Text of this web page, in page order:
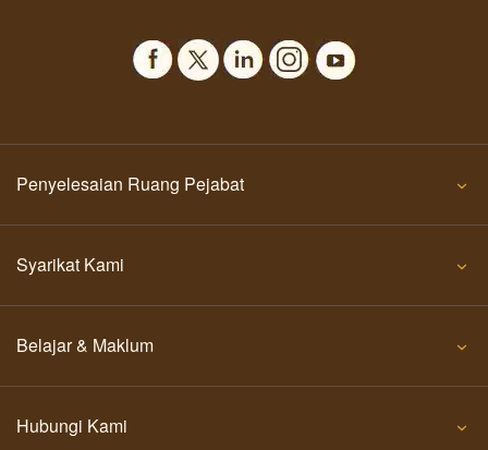
Penyelesaian Ruang Pejabat
Syarikat Kami
Belajar & Maklum
Hubungi Kami